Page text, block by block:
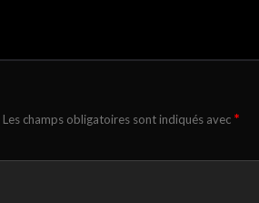
Les champs obligatoires sont indiqués avec *